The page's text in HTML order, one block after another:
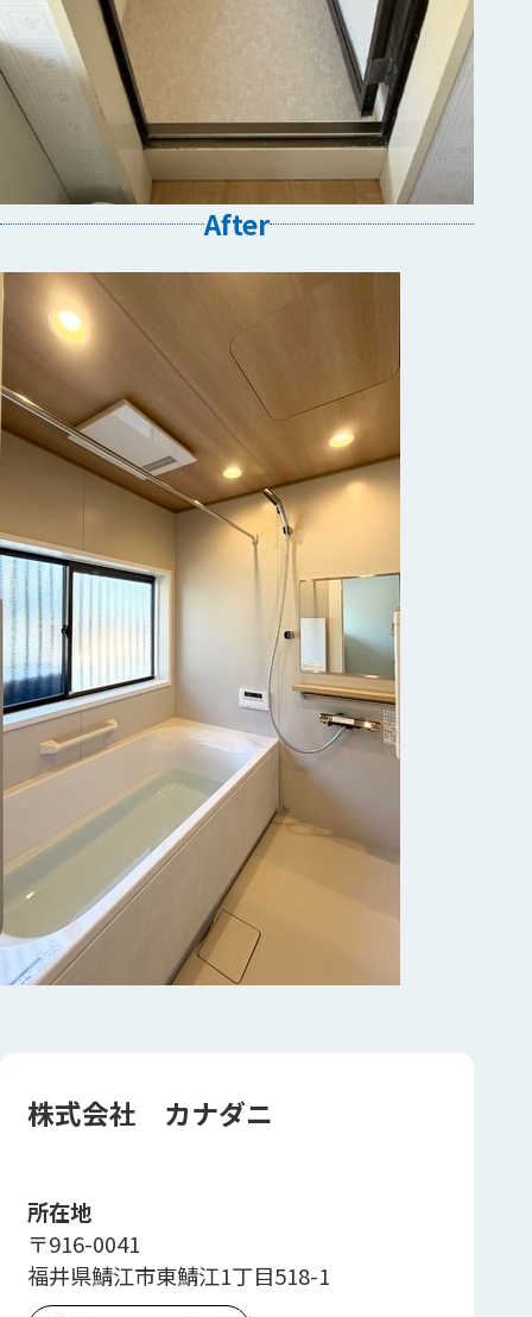
After
株式会社 カナダニ
所在地
〒916-0041
福井県鯖江市東鯖江1丁目518-1